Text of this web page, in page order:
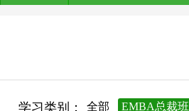
EMBA招生简章
学习类别： 全部 EMBA总裁班